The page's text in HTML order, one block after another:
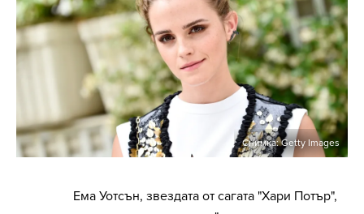
Снимка: Getty Images
Ема Уотсън, звездата от сагата "Хари Потър",